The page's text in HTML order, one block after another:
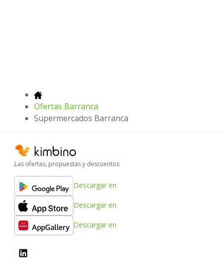
Ofertas Barranca
Supermercados Barranca
Las ofertas, propuestas y descuentos
Descargar en
Descargar en
Descargar en